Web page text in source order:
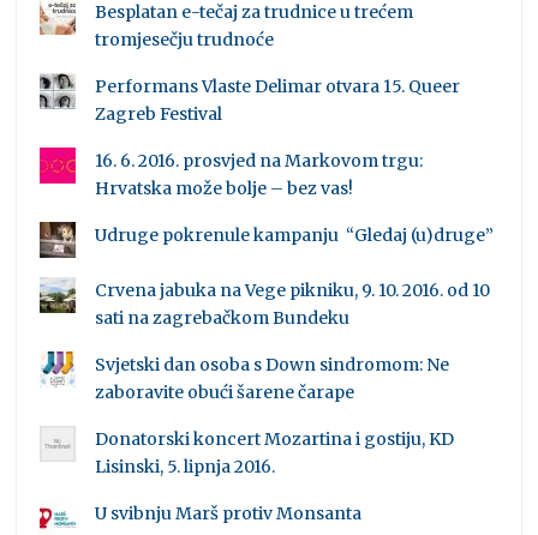
Besplatan e-tečaj za trudnice u trećem
tromjesečju trudnoće
Performans Vlaste Delimar otvara 15. Queer
Zagreb Festival
16. 6. 2016. prosvjed na Markovom trgu:
Hrvatska može bolje – bez vas!
Udruge pokrenule kampanju “Gledaj (u)druge”
Crvena jabuka na Vege pikniku, 9. 10. 2016. od 10
sati na zagrebačkom Bundeku
Svjetski dan osoba s Down sindromom: Ne
zaboravite obući šarene čarape
Donatorski koncert Mozartina i gostiju, KD
Lisinski, 5. lipnja 2016.
U svibnju Marš protiv Monsanta